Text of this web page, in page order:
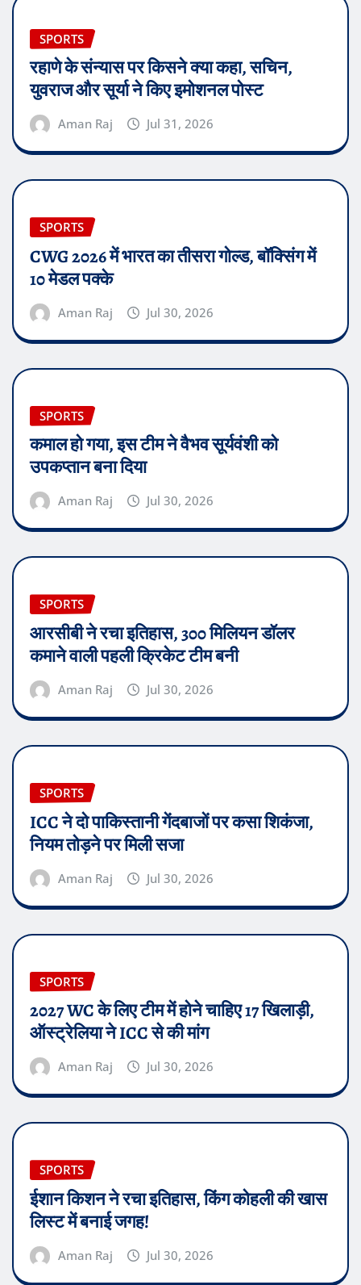
SPORTS
रहाणे के संन्यास पर किसने क्या कहा, सचिन,
युवराज और सूर्या ने किए इमोशनल पोस्ट
Aman Raj Jul 31, 2026
SPORTS
CWG 2026 में भारत का तीसरा गोल्ड, बॉक्सिंग में
10 मेडल पक्के
Aman Raj Jul 30, 2026
SPORTS
कमाल हो गया, इस टीम ने वैभव सूर्यवंशी को
उपकप्तान बना दिया
Aman Raj Jul 30, 2026
SPORTS
आरसीबी ने रचा इतिहास, 300 मिलियन डॉलर
कमाने वाली पहली क्रिकेट टीम बनी
Aman Raj Jul 30, 2026
SPORTS
ICC ने दो पाकिस्तानी गेंदबाजों पर कसा शिकंजा,
नियम तोड़ने पर मिली सजा
Aman Raj Jul 30, 2026
SPORTS
2027 WC के लिए टीम में होने चाहिए 17 खिलाड़ी,
ऑस्ट्रेलिया ने ICC से की मांग
Aman Raj Jul 30, 2026
SPORTS
ईशान किशन ने रचा इतिहास, किंग कोहली की खास
लिस्ट में बनाई जगह!
Aman Raj Jul 30, 2026